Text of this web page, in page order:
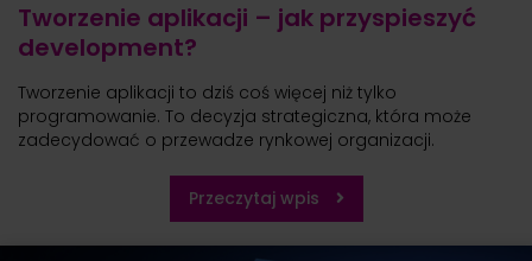
Tworzenie aplikacji – jak przyspieszyć
development?
Tworzenie aplikacji to dziś coś więcej niż tylko
programowanie. To decyzja strategiczna, która może
zadecydować o przewadze rynkowej organizacji.
Przeczytaj wpis